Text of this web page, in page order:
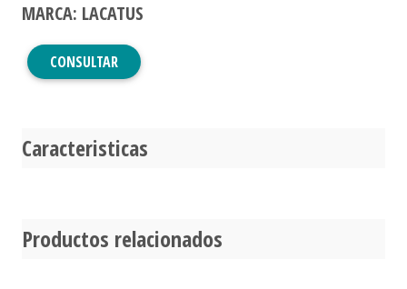
MARCA: LACATUS
CONSULTAR
Caracteristicas
Productos relacionados